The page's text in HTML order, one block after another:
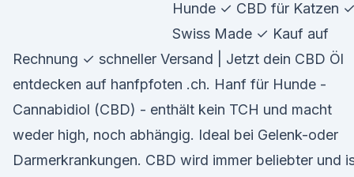
Hunde ✓ CBD für Katzen
Swiss Made ✓ Kauf auf
Rechnung ✓ schneller Versand | Jetzt dein CBD Öl
entdecken auf hanfpfoten .ch. Hanf für Hunde -
Cannabidiol (CBD) - enthält kein TCH und macht
weder high, noch abhängig. Ideal bei Gelenk-oder
Darmerkrankungen. CBD wird immer beliebter und